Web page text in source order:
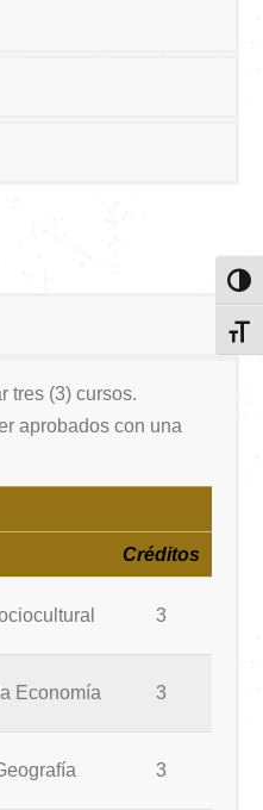
tres (3) cursos.
aprobados con una
Créditos
3
Economía 3
3